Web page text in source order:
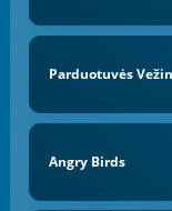
Parduotuvės
Angry Birds